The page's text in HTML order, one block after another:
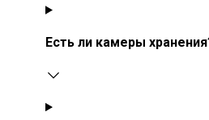
Есть ли камеры